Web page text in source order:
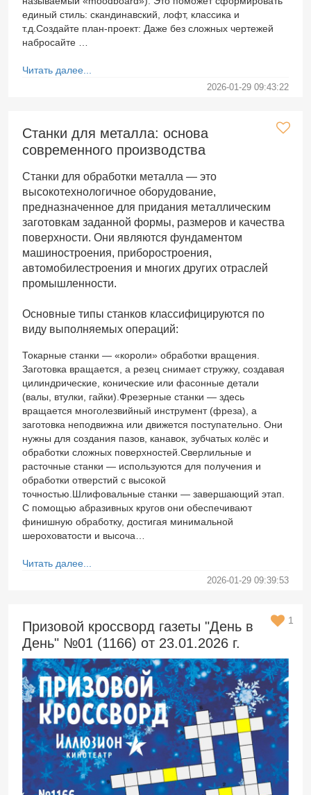
единый стиль: скандинавский, лофт, классика и
т.д.Создайте план-проект: Даже без сложных чертежей
набросайте …
Читать далее...
2026-01-29 09:43:22
Станки для металла: основа
современного производства
Станки для обработки металла — это
высокотехнологичное оборудование,
предназначенное для придания металлическим
заготовкам заданной формы, размеров и качества
поверхности. Они являются фундаментом
машиностроения, приборостроения,
автомобилестроения и многих других отраслей
промышленности.
Основные типы станков классифицируются по
виду выполняемых операций:
Токарные станки — «короли» обработки вращения.
Заготовка вращается, а резец снимает стружку, создавая
цилиндрические, конические или фасонные детали
(валы, втулки, гайки).Фрезерные станки — здесь
вращается многолезвийный инструмент (фреза), а
заготовка неподвижна или движется поступательно. Они
нужны для создания пазов, канавок, зубчатых колёс и
обработки сложных поверхностей.Сверлильные и
расточные станки — используются для получения и
обработки отверстий с высокой
точностью.Шлифовальные станки — завершающий этап.
С помощью абразивных кругов они обеспечивают
финишную обработку, достигая минимальной
шероховатости и высоча…
Читать далее...
2026-01-29 09:39:53
Призовой кроссворд газеты "День в
День" №01 (1166) от 23.01.2026 г.
1